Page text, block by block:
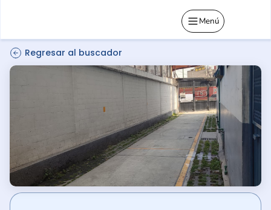
Menú
Regresar al buscador